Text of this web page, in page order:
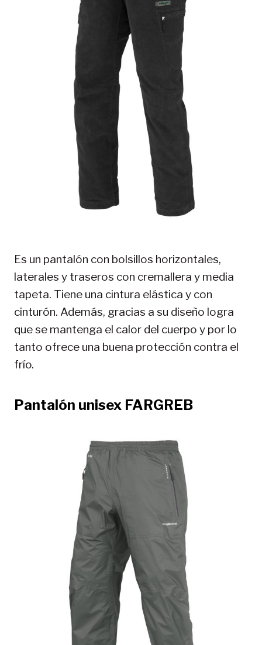
Es un pantalón con bolsillos horizontales,
laterales y traseros con cremallera y media
tapeta. Tiene una cintura elástica y con
cinturón. Además, gracias a su diseño logra
que se mantenga el calor del cuerpo y por lo
tanto ofrece una buena protección contra el
frío.
Pantalón unisex FARGREB